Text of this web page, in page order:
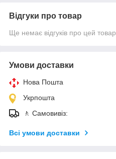
Відгуки про товар
Ще немає відгуків про цей товар
Умови доставки
Нова Пошта
Укрпошта
🚶 Самовивіз:
Всі умови доставки